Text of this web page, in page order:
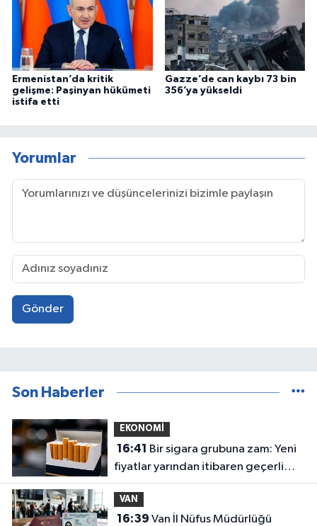
Ermenistan’da kritik
gelişme: Paşinyan hükümeti
istifa etti
Gazze’de can kaybı 73 bin
356’ya yükseldi
Yorumlar
Gönder
Son Haberler
EKONOMİ
16:41
fiyatlar yarından itibaren geçerli
olacak
VAN
16:39